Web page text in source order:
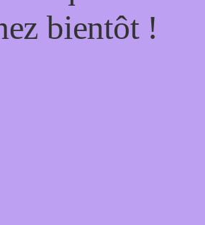
bientôt !